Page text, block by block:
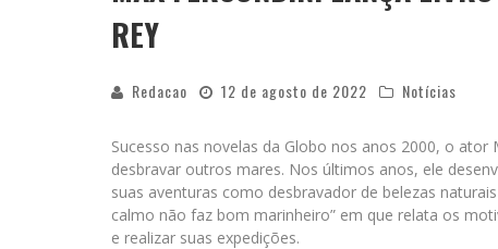
REY
Redacao 12 de agosto de 2022 Notícias
Sucesso nas novelas da Globo nos anos 2000, o
desbravar outros mares. Nos últimos anos, ele
suas aventuras como desbravador de belezas
calmo não faz bom marinheiro” em que relata os
e realizar suas expedições.